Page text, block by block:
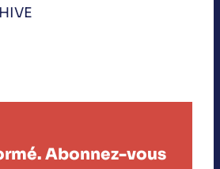
Abonnez-vous